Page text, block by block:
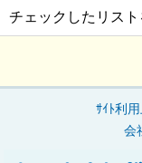
チェックしたリス
ｻｲﾄ利
会